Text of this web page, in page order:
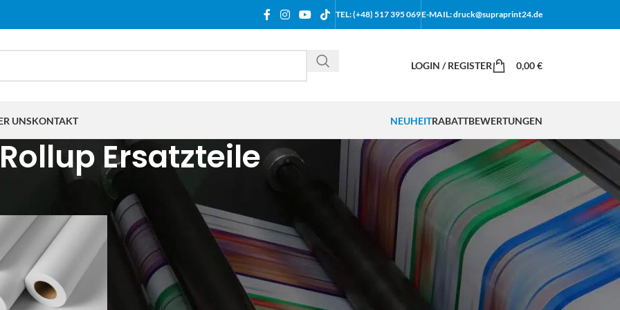
TEL: (+48) 517 395 069E-MAIL: druck@supraprint24.de
LOGIN / REGISTER 0,00€
UNSKONTAKT NEUHEITRABATTBEWERTUNGEN
Rollup Ersatzteile
mit „Rollup Ersatzteile“